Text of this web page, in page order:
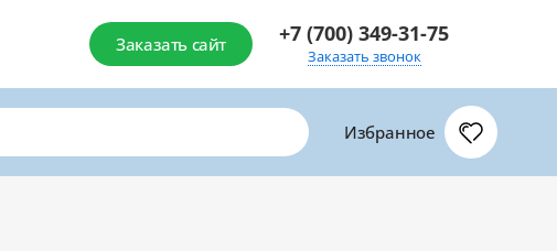
Заказать сайт +7 (700) 349-31-75
Заказать звонок
Избранное